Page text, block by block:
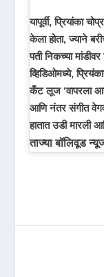
यापूर्वी, प्रियांका
केला होता, ज्याने
पती निकच्या
व्हिडिओमध्ये,
कँट लूज ‘वापरला
आणि नंतर संगीत
हातात उडी मारली
ताज्या बॉलिवूड